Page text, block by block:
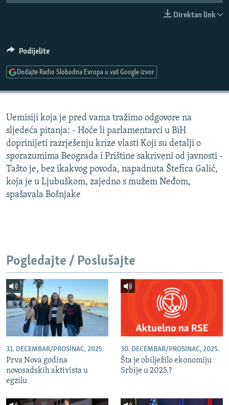
SPECIJALI RSE
VIŠE OD NASLOVA
TV LIBERTY
POST SCRIPTUM
MOJA EVROPA
TRI DECENIJE OD RATA U BIH
SVE KARTE DEJTONA
PRATITE NAS
Sve RFE/RL stranice
Direktan link
Podijelite
Dodajte Radio Slobodna Evropa u vaš Google izvor
Uemisiji koja je pred vama tražimo odgovore na
sljedeća pitanja: - Hoće li parlamentarci u BiH
doprinijeti razrješenju krize vlasti Koji su detalji o
sporazumima Beograda i Prištine sakriveni od javnosti -
Tašto je, bez ikakvog povoda, napadnuta Štefica Galić,
koja je u Ljubuškom, zajedno s mužem Neđom,
spašavala Bošnjake
Pogledajte / Poslušajte
31. DECEMBAR/PROSINAC, 2025.
Prva Nova godina
novosadskih aktivista u
egzilu
30. DECEMBAR/PROSINAC, 2025.
Šta je obilježilo ekonomiju
Srbije u 2025.?